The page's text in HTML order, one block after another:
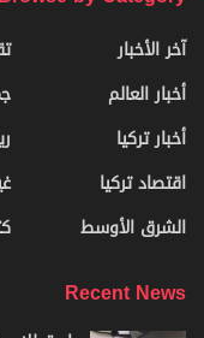
آخر الأخبار
أخبار العالم
أخبار تركيا
اقتصاد تركيا
الشرق الأوسط
Recent News